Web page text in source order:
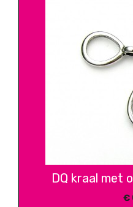
DQ kraal met
€